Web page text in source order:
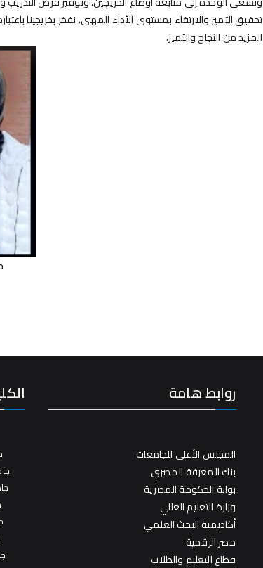
تحقيق التميز والارتقاء بمستوى الأداء المهني. نفخر بخريجينا
المزيد من النجاح والتميز.
روابط هامة
المجلس الأعلى للجامعات
بنك المعرفة المصري
بوابة الحكومة المصرية
وزارة التعليم العالي
أكاديمية البحث العلمي
مصر الرقمية
قطاع التعليم والطلاب